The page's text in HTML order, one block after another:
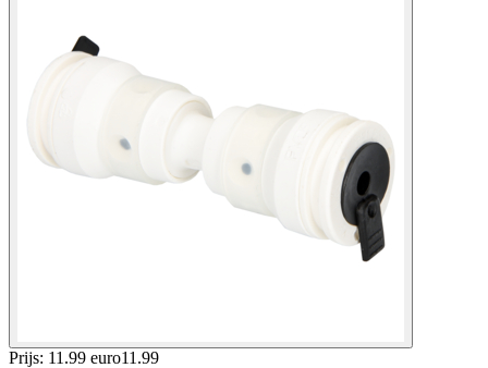
Prijs: 11.99 euro11 .99